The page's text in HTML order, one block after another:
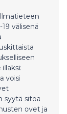
välisenä
voisi
syytä sitoa
ovet ja